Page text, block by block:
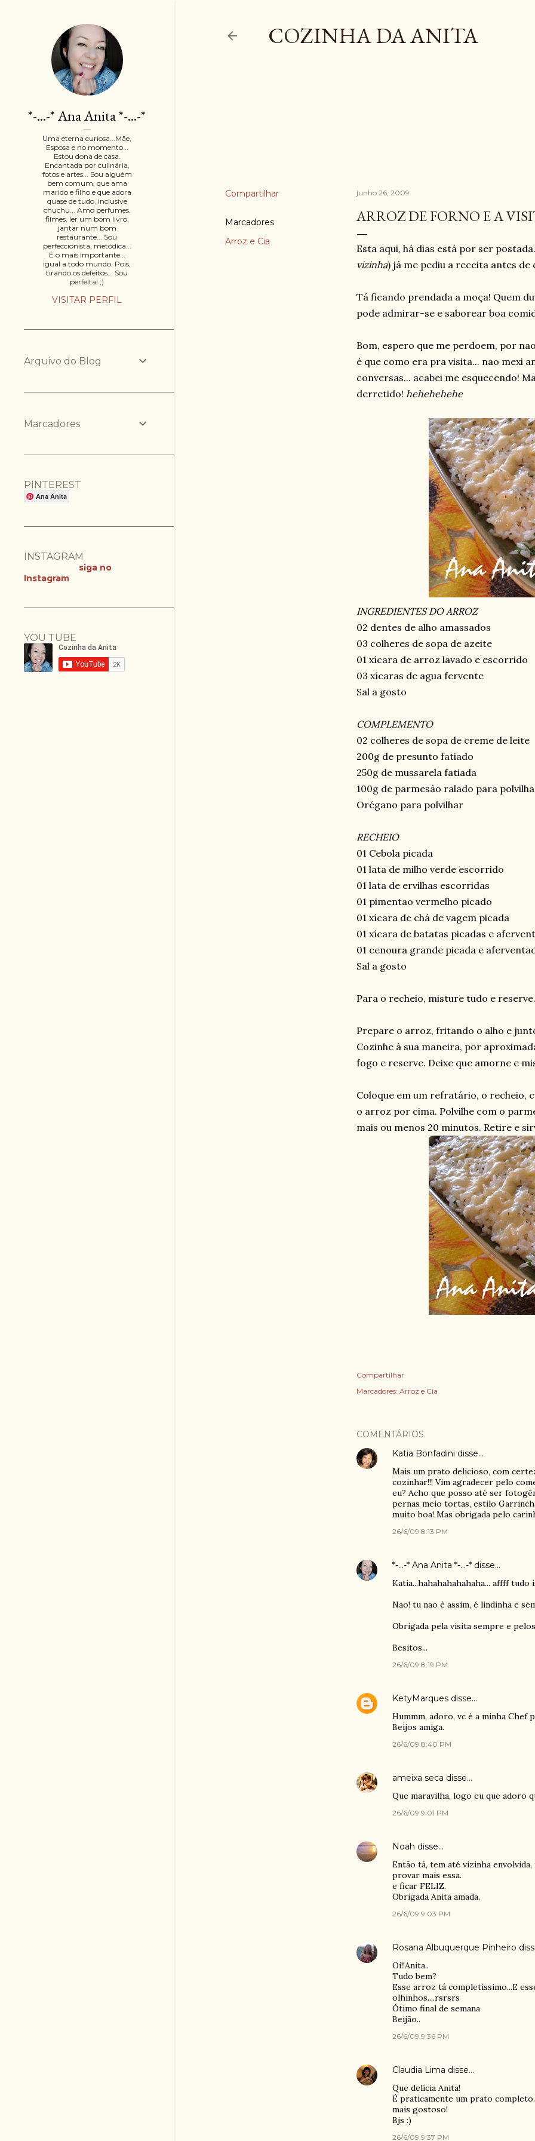
COZINHA DA ANITA
Compartilhar
Marcadores
Arroz e Cia
junho 26, 2009
ARROZ DE FORNO E A
Esta aqui, há dias está por ser
vizinha) já me pediu a receita antes de
Tá ficando prendada a moça! Quem
pode admirar-se e saborear boa
Bom, espero que me perdoem, por
é que como era pra visita... nao mexi
conversas... acabei me esquecendo!
derretido! hehehehehe
INGREDIENTES DO ARROZ
02 dentes de alho amassados
03 colheres de sopa de azeite
01 xícara de arroz lavado e escorrido
03 xícaras de agua fervente
Sal a gosto
COMPLEMENTO
02 colheres de sopa de creme de leite
200g de presunto fatiado
250g de mussarela fatiada
100g de parmesáo ralado para
Orégano para polvilhar
RECHEIO
01 Cebola picada
01 lata de milho verde escorrido
01 lata de ervilhas escorridas
01 pimentao vermelho picado
01 xícara de chá de vagem picada
01 xícara de batatas picadas e
01 cenoura grande picada e
Sal a gosto
Para o recheio, misture tudo e reserve.
Prepare o arroz, fritando o alho e
Cozinhe à sua maneira, por
fogo e reserve. Deixe que amorne e
Coloque em um refratário, o recheio,
o arroz por cima. Polvilhe com o
mais ou menos 20 minutos. Retire e
Compartilhar
Marcadores: Arroz e Cia
COMENTÁRIOS
Katia Bonfadini disse…
Mais um prato delicioso, com
cozinhar!!! Vim agradecer pelo
eu? Acho que posso até ser
pernas meio tortas, estilo
muito boa! Mas obrigada pelo
26/6/09 8:13 PM
*-...-* Ana Anita *-...-*disse…
Katia...hahahahahahaha... affff tudo
Nao! tu nao é assim, é lindinha e
Obrigada pela visita sempre e
Besitos...
26/6/09 8:19 PM
KetyMarquesdisse…
Hummm, adoro, vc é a minha Chef
Beijos amiga.
26/6/09 8:40 PM
ameixa seca disse…
Que maravilha, logo eu que adoro
26/6/09 9:01 PM
Noah disse…
Então tá, tem até vizinha
provar mais essa.
e ficar FELIZ.
Obrigada Anita amada.
26/6/09 9:03 PM
Rosana Albuquerque Pinheiro
Oi!!Anita..
Tudo bem?
Esse arroz tá completíssimo...E
olhinhos....rsrsrs
Ótimo final de semana
Beijão..
26/6/09 9:36 PM
Claudia Lima disse…
Que delícia Anita!
É praticamente um prato
mais gostoso!
Bjs :)
26/6/09 9:37 PM
*-...-* Ana Anita *-...-*
Uma eterna curiosa...Mãe,
Esposa e no momento...
Estou dona de casa.
Encantada por culinária,
fotos e artes... Sou alguém
bem comum, que ama
marido e filho e que adora
quase de tudo, inclusive
chuchu... Amo perfumes,
filmes, ler um bom livro,
jantar num bom
restaurante... Sou
perfeccionista, metódica...
E o mais importante...
igual a todo mundo. Pois,
tirando os defeitos... Sou
perfeita! ;)
VISITAR PERFIL
Arquivo do Blog
Marcadores
PINTEREST
Ana Anita
INSTAGRAM
siga no
Instagram
YOU TUBE